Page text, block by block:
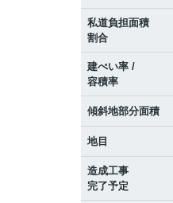
私道負担面積
割合
建ぺい率 /
容積率
傾斜地部分面積
地目
造成工事
完了予定